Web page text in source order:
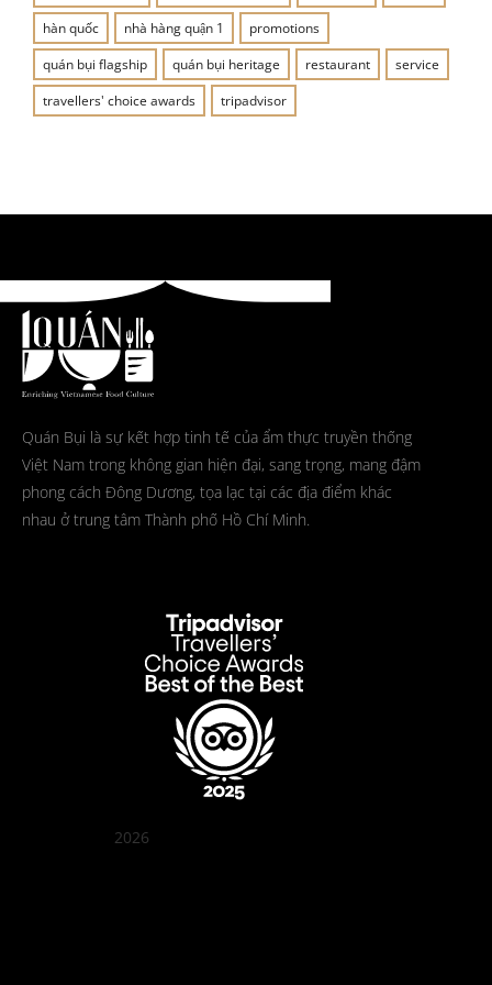
hàn quốc
nhà hàng quận 1
promotions
quán bụi flagship
quán bụi heritage restaurant
service
travellers' choice awards
tripadvisor
Quán Bụi là sự kết hợp tinh tế của ẩm thực truyền thống
Việt Nam trong không gian hiện đại, sang trọng, mang đậm
phong cách Đông Dương, tọa lạc tại các địa điểm khác
nhau ở trung tâm Thành phố Hồ Chí Minh.
2026